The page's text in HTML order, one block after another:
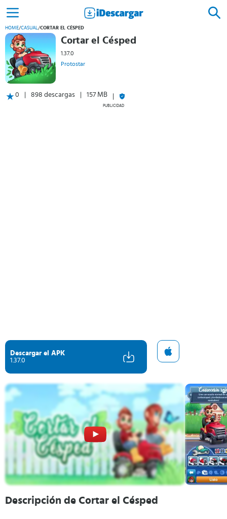
HOME/CASUAL/CORTAR EL CÉSPED
Cortar el Césped
1.37.0
Protostar
0 898 descargas 157 MB
PUBLICIDAD
Descargar el APK
1.37.0
Descripción de Cortar el Césped